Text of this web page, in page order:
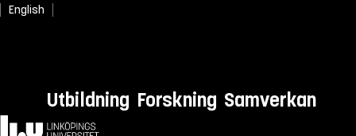
English
Utbildning Forskning Samverkan
Hem